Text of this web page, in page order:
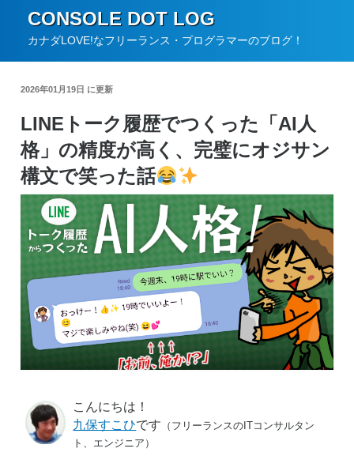
CONSOLE DOT LOG
カナダLOVE!なフリーランス・プログラマーのブログ！
2026年01月19日 に更新
LINEトーク履歴でつくった「AI人
格」の精度が高く、完璧にオジサン
構文で笑った話
こんにちは！
九保すこひです （フリーランスのITコンサルタン
ト、エンジニア）